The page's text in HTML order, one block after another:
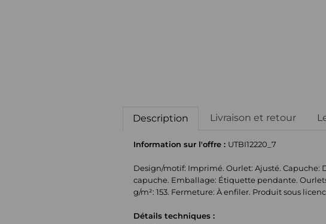
Description Livraison et retour
Information sur l'offre : UTBI12220_7
Design/motif: Imprimé. Ourlet: Ajusté. Capuche:
capuche. Emballage: Étiquette pendante.
g/m²: 153. Fermeture: À enfiler. Produit sous
Détails techniques :